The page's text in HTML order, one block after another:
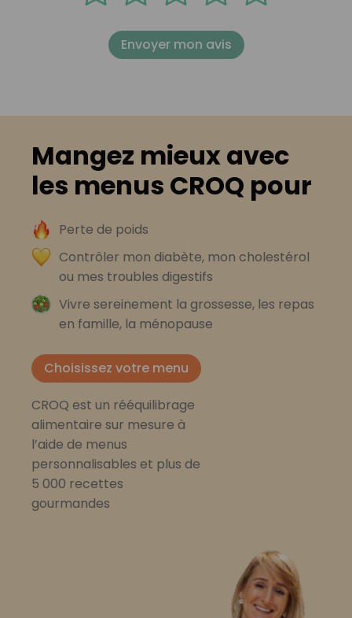
Envoyer mon avis
Mangez mieux avec
les menus CROQ pour
Perte de poids
Contrôler mon diabète, mon cholestérol
ou mes troubles digestifs
Vivre sereinement la grossesse, les repas
en famille, la ménopause
Choisissez votre menu
CROQ est un rééquilibrage
alimentaire sur mesure à
l’aide de menus
personnalisables et plus de
5 000 recettes
gourmandes